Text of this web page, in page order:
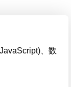
、数